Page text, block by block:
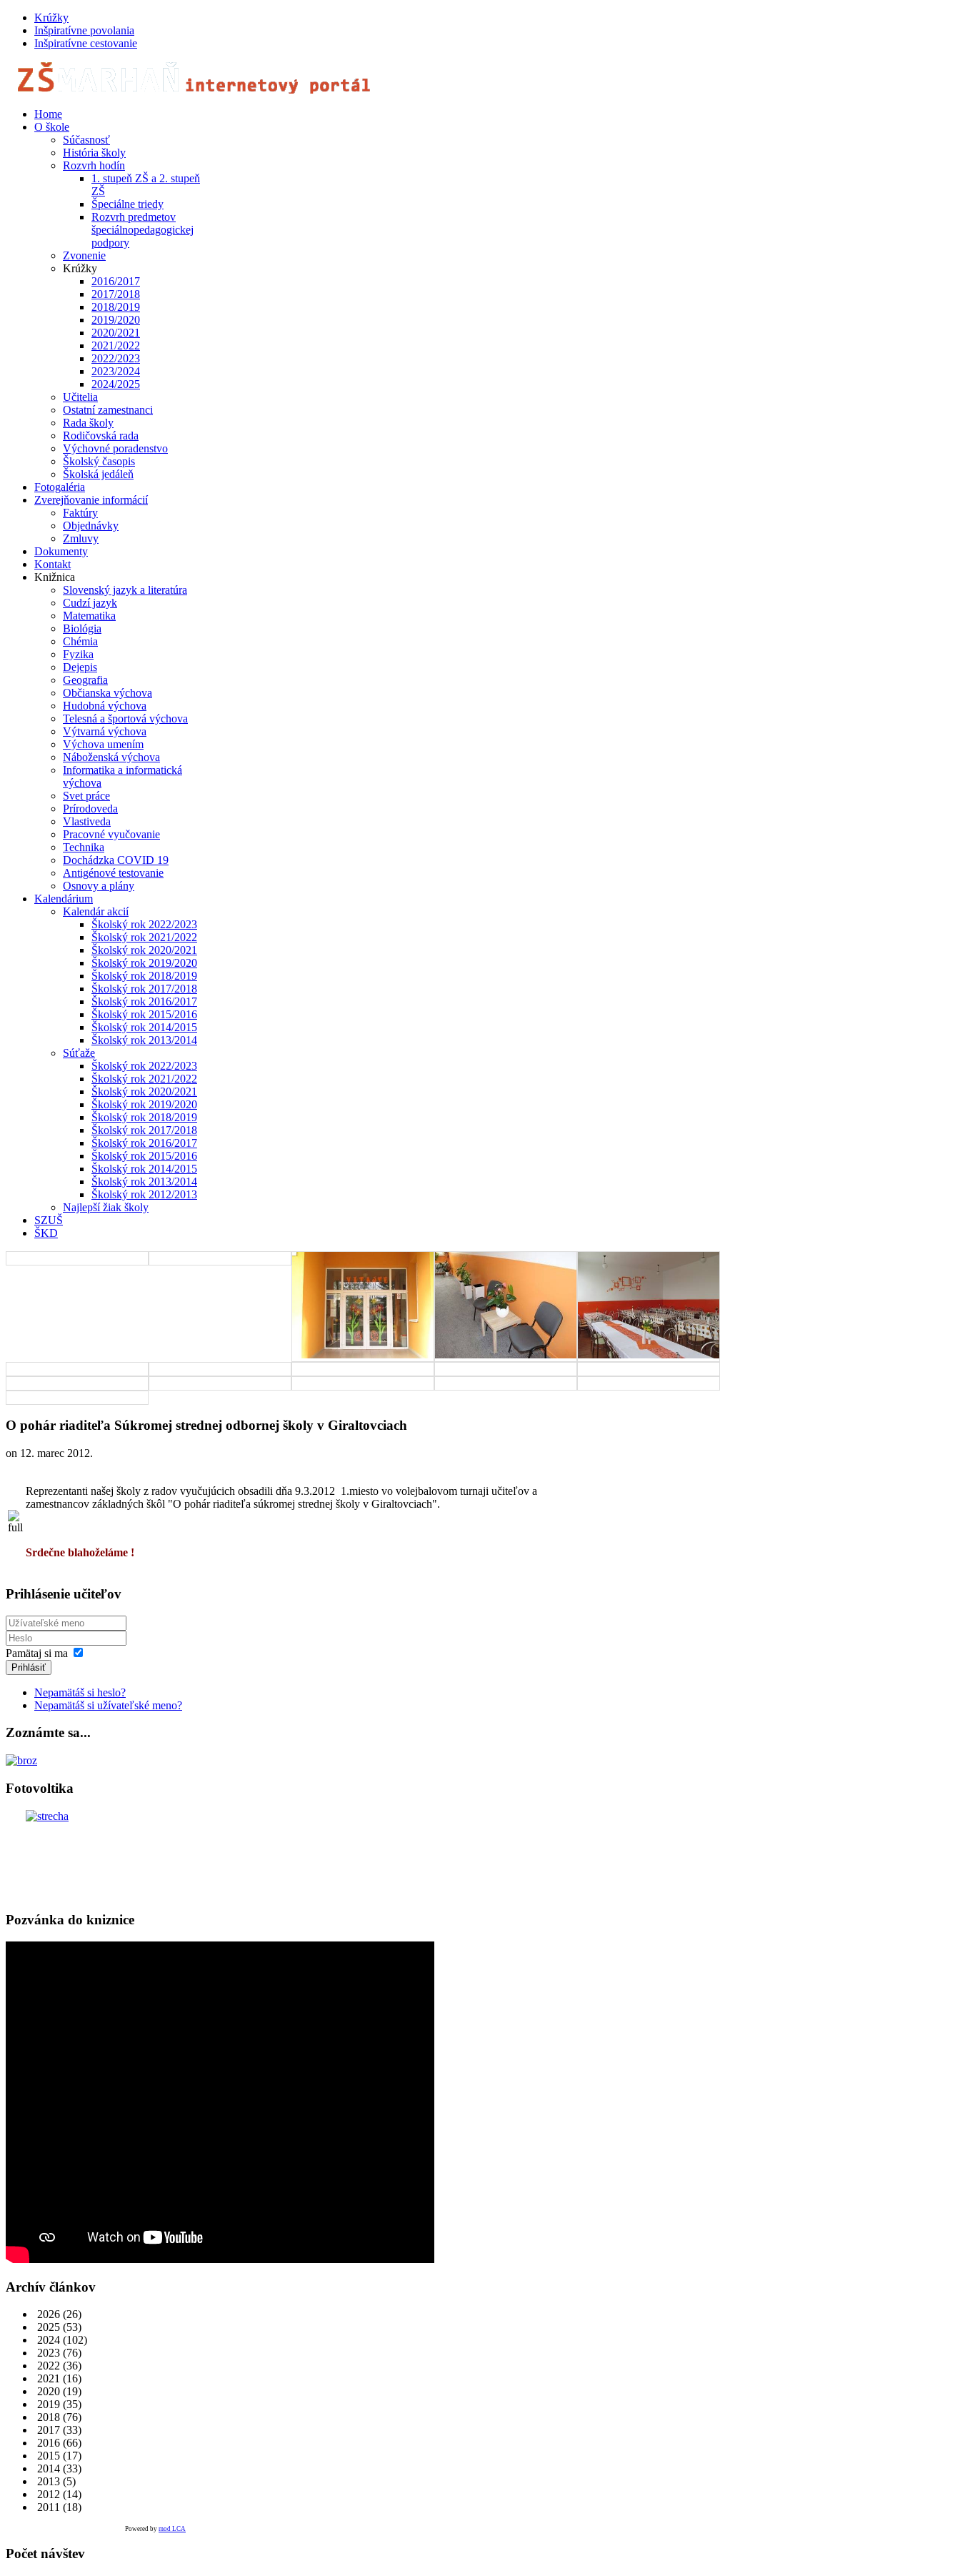
Krúžky
Inšpiratívne povolania
Inšpiratívne cestovanie
Home
O škole
Súčasnosť
História školy
Rozvrh hodín
1. stupeň ZŠ a 2. stupeň
ZŠ
Špeciálne triedy
Rozvrh predmetov
špeciálnopedagogickej
podpory
Zvonenie
Krúžky
2016/2017
2017/2018
2018/2019
2019/2020
2020/2021
2021/2022
2022/2023
2023/2024
2024/2025
Učitelia
Ostatní zamestnanci
Rada školy
Rodičovská rada
Výchovné poradenstvo
Školský časopis
Školská jedáleň
Fotogaléria
Zverejňovanie informácií
Faktúry
Objednávky
Zmluvy
Dokumenty
Kontakt
Knižnica
Slovenský jazyk a literatúra
Cudzí jazyk
Matematika
Biológia
Chémia
Fyzika
Dejepis
Geografia
Občianska výchova
Hudobná výchova
Telesná a športová výchova
Výtvarná výchova
Výchova umením
Náboženská výchova
Informatika a informatická
výchova
Svet práce
Prírodoveda
Vlastiveda
Pracovné vyučovanie
Technika
Dochádzka COVID 19
Antigénové testovanie
Osnovy a plány
Kalendárium
Kalendár akcií
Školský rok 2022/2023
Školský rok 2021/2022
Školský rok 2020/2021
Školský rok 2019/2020
Školský rok 2018/2019
Školský rok 2017/2018
Školský rok 2016/2017
Školský rok 2015/2016
Školský rok 2014/2015
Školský rok 2013/2014
Súťaže
Školský rok 2022/2023
Školský rok 2021/2022
Školský rok 2020/2021
Školský rok 2019/2020
Školský rok 2018/2019
Školský rok 2017/2018
Školský rok 2016/2017
Školský rok 2015/2016
Školský rok 2014/2015
Školský rok 2013/2014
Školský rok 2012/2013
Najlepší žiak školy
SZUŠ
ŠKD
O pohár riaditeľa Súkromej strednej odbornej školy v Giraltovciach
on 12. marec 2012.
Reprezentanti našej školy z radov vyučujúcich obsadili dňa 9.3.2012 1.miesto vo volejbalovom turnaji učiteľov a
zamestnancov základných škôl "O pohár riaditeľa súkromej strednej školy v Giraltovciach".
Srdečne blahoželáme !
Prihlásenie učiteľov
Pamätaj si ma
Prihlásiť
Nepamätáš si heslo?
Nepamätáš si užívateľské meno?
Zoznámte sa...
Fotovoltika
Pozvánka do kniznice
Archív článkov
2026 (26)
2025 (53)
2024 (102)
2023 (76)
2022 (36)
2021 (16)
2020 (19)
2019 (35)
2018 (76)
2017 (33)
2016 (66)
2015 (17)
2014 (33)
2013 (5)
2012 (14)
2011 (18)
Powered by mod LCA
Počet návštev